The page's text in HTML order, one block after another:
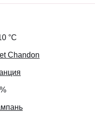
°С
Chandon